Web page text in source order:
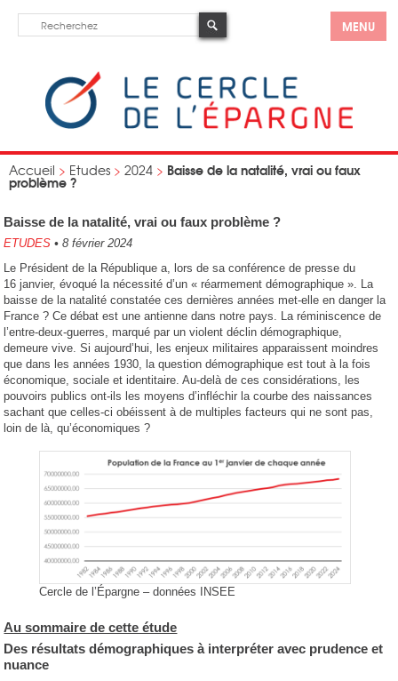
MENU
Accueil > Etudes > 2024 > Baisse de la natalité, vrai ou faux
problème ?
Baisse de la natalité, vrai ou faux problème ?
ETUDES • 8 février 2024
Le Président de la République a, lors de sa conférence de presse du
16 janvier, évoqué la nécessité d’un « réarmement démographique ». La
baisse de la natalité constatée ces dernières années met-elle en danger la
France ? Ce débat est une antienne dans notre pays. La réminiscence de
l’entre-deux-guerres, marqué par un violent déclin démographique,
demeure vive. Si aujourd’hui, les enjeux militaires apparaissent moindres
que dans les années 1930, la question démographique est tout à la fois
économique, sociale et identitaire. Au-delà de ces considérations, les
pouvoirs publics ont-ils les moyens d’infléchir la courbe des naissances
sachant que celles-ci obéissent à de multiples facteurs qui ne sont pas,
loin de là, qu’économiques ?
Cercle de l’Épargne – données INSEE
Au sommaire de cette étude
Des résultats démographiques à interpréter avec prudence et
nuance